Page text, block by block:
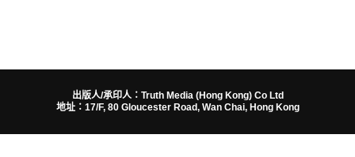
出版人/承印人：Truth Media (Hong Kong) Co Ltd
地址：17/F, 80 Gloucester Road, Wan Chai, Hong Kong